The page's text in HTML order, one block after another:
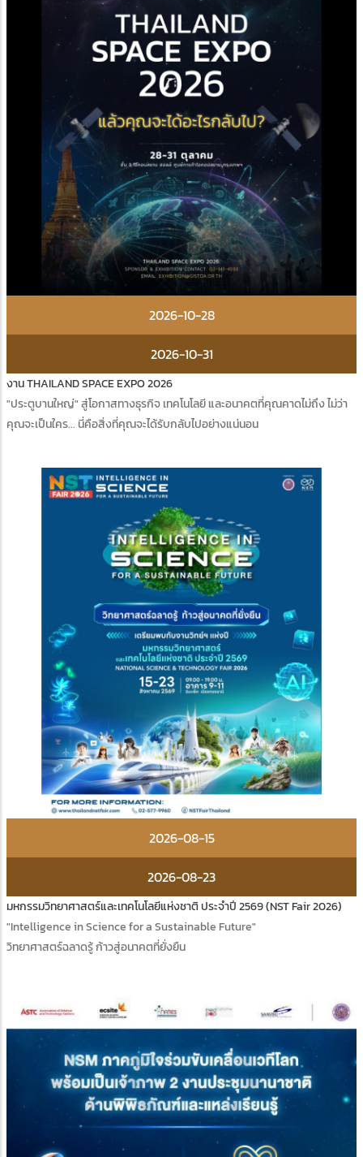
2026-10-28
2026-10-31
งาน THAILAND SPACE EXPO 2026
"ประตูบานใหญ่" สู่โอกาสทางธุรกิจ เทคโนโลยี และอนาคตที่คุณคาดไม่ถึง ไม่ว่า
คุณจะเป็นใคร... นี่คือสิ่งที่คุณจะได้รับกลับไปอย่างแน่นอน
2026-08-15
2026-08-23
มหกรรมวิทยาศาสตร์และเทคโนโลยีแห่งชาติ ประจำปี 2569 (NST Fair 2026)
"Intelligence in Science for a Sustainable Future"
วิทยาศาสตร์ฉลาดรู้ ก้าวสู่อนาคตที่ยั่งยืน